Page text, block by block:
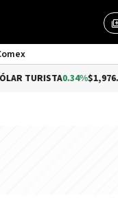
0.34%$1,976.00